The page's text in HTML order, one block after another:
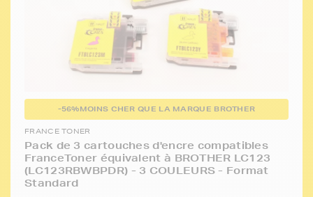
-56%MOINS CHER QUE LA MARQUE BROTHER
FRANCE TONER
Pack de 3 cartouches d'encre compatibles
FranceToner équivalent à BROTHER LC123
(LC123RBWBPDR) - 3 COULEURS - Format
Standard